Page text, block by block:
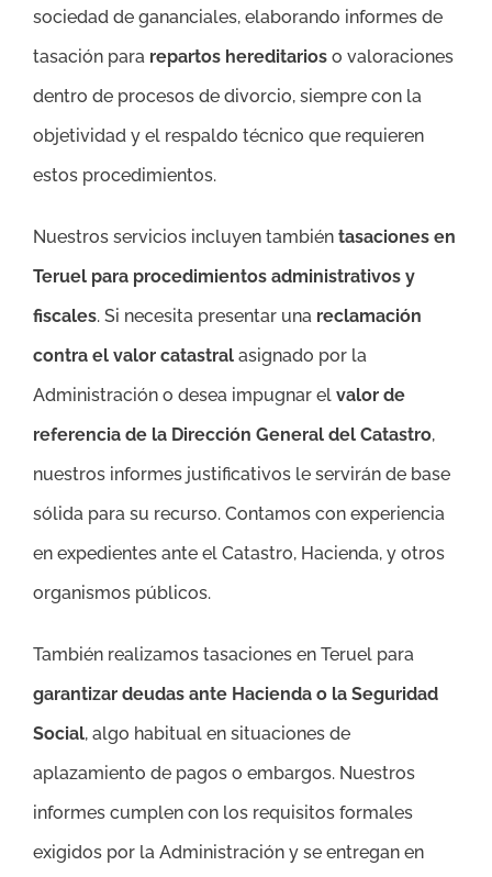
sociedad de gananciales, elaborando informes de
tasación para repartos hereditarios o valoraciones
dentro de procesos de divorcio, siempre con la
objetividad y el respaldo técnico que requieren
estos procedimientos.
Nuestros servicios incluyen también tasaciones en
Teruel para procedimientos administrativos y
fiscales. Si necesita presentar una reclamación
contra el valor catastral asignado por la
Administración o desea impugnar el valor de
referencia de la Dirección General del Catastro,
nuestros informes justificativos le servirán de base
sólida para su recurso. Contamos con experiencia
en expedientes ante el Catastro, Hacienda, y otros
organismos públicos.
También realizamos tasaciones en Teruel para
garantizar deudas ante Hacienda o la Seguridad
Social, algo habitual en situaciones de
aplazamiento de pagos o embargos. Nuestros
informes cumplen con los requisitos formales
exigidos por la Administración y se entregan en